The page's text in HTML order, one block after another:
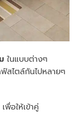
ในแบบต่างๆ
สไตล์กันไปหลายๆ
พื่อให้เข้าคู่